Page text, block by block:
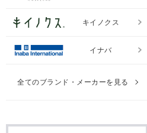
キイノクス
イナバ
全てのブランド・メーカーを見る